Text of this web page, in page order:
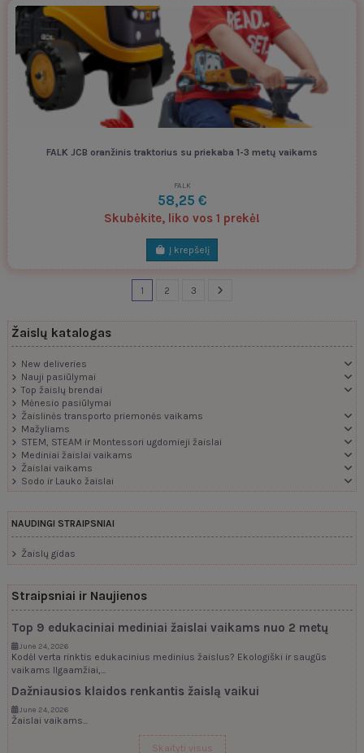
FALK JCB oranžinis traktorius su priekaba 1-3 metų vaikams
FALK
58,25 €
Skubėkite, liko vos 1 prekė!
Į krepšelį
1 2 3
Žaislų katalogas
New deliveries
Nauji pasiūlymai
Top žaislų brendai
Mėnesio pasiūlymai
Žaislinės transporto priemonės vaikams
Mažyliams
STEM, STEAM ir Montessori ugdomieji žaislai
Mediniai žaislai vaikams
Žaislai vaikams
Sodo ir Lauko žaislai
NAUDINGI STRAIPSNIAI
Žaislų gidas
Straipsniai ir Naujienos
Top 9 edukaciniai mediniai žaislai vaikams nuo 2 metų
June 24, 2026
Kodėl verta rinktis edukacinius medinius žaislus? Ekologiški ir saugūs
vaikams Ilgaamžiai,...
Dažniausios klaidos renkantis žaislą vaikui
June 24, 2026
Žaislai vaikams...
Skaityti visus